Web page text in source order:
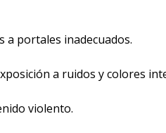
a portales inadecuados.
a ruidos y colores
violento.